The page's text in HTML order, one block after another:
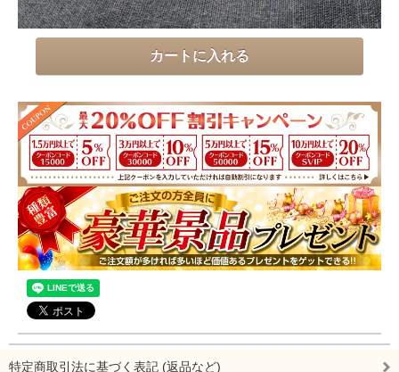
特定商取引法に基づく表記 (返品など)